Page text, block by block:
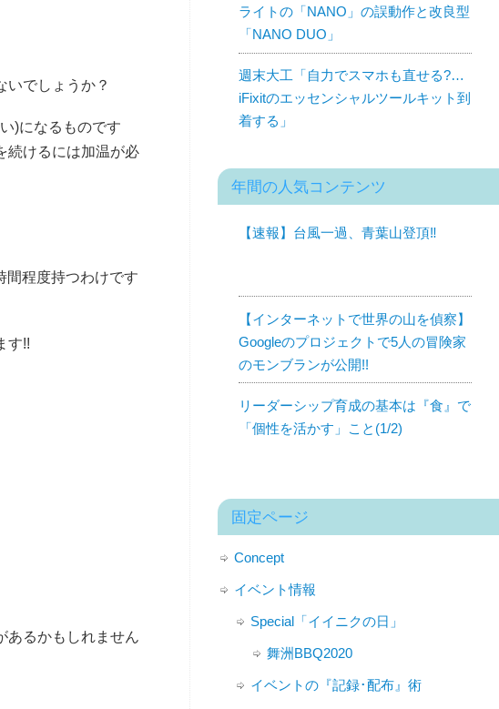
いでしょうか？
)になるものです
続けるには加温が必
間程度持つわけです
す!!
あるかもしれません
ライトの「NANO」の誤動作と改良型
「NANO DUO」
週末大工「自力でスマホも直せる?…
iFixitのエッセンシャルツールキット到
着する」
年間の人気コンテンツ
【速報】台風一過、青葉山登頂‼︎
【インターネットで世界の山を偵察】
Googleのプロジェクトで5人の冒険家
のモンブランが公開!!
リーダーシップ育成の基本は『食』で
「個性を活かす」こと(1/2)
固定ページ
Concept
イベント情報
Special「イイニクの日」
舞洲BBQ2020
イベントの『記録･配布』術